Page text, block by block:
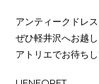
アンティークドレ
ぜひ軽井沢へお越
アトリエでお待ち